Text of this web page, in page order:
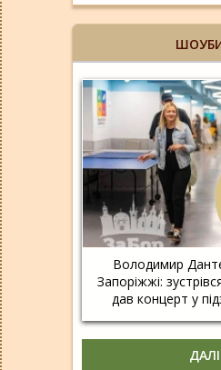
Володимир
Запоріжжі:
дав концерт у
ДАЛІ